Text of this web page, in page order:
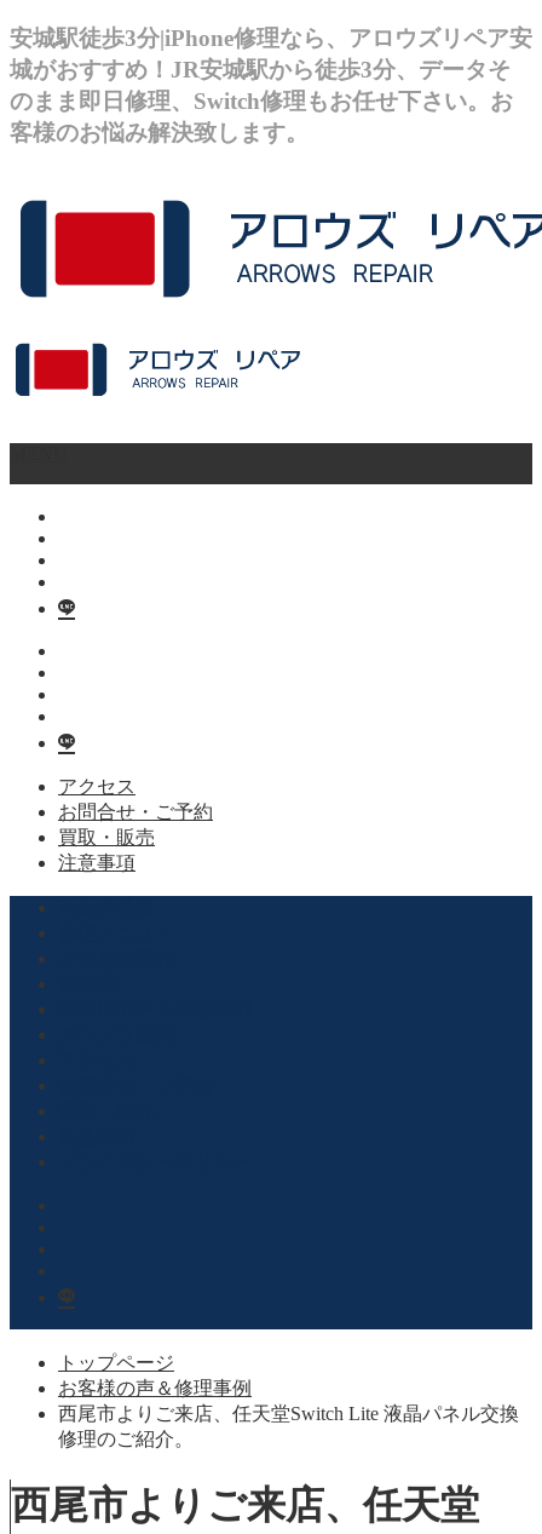
安城駅徒歩3分|iPhone修理なら、アロウズリペア安
城がおすすめ！JR安城駅から徒歩3分、データそ
のまま即日修理、Switch修理もお任せ下さい。お
客様のお悩み解決致します。
アクセス
お問合せ・ご予約
買取・販売
注意事項
トップページ
お客様の声＆修理事例
西尾市よりご来店、任天堂Switch Lite 液晶パネル交換
修理のご紹介。
西尾市よりご来店、任天堂